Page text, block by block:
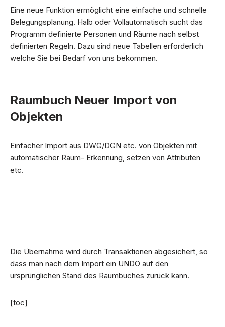
Eine neue Funktion ermöglicht eine einfache und schnelle
Belegungsplanung. Halb oder Vollautomatisch sucht das
Programm definierte Personen und Räume nach selbst
definierten Regeln. Dazu sind neue Tabellen erforderlich
welche Sie bei Bedarf von uns bekommen.
Raumbuch Neuer Import von
Objekten
Einfacher Import aus DWG/DGN etc. von Objekten mit
automatischer Raum- Erkennung, setzen von Attributen
etc.
Die Übernahme wird durch Transaktionen abgesichert, so
dass man nach dem Import ein UNDO auf den
ursprünglichen Stand des Raumbuches zurück kann.
[toc]